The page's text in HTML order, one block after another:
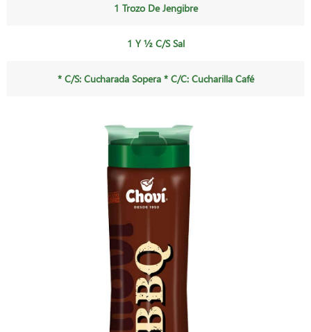
1 Trozo De Jengibre
1 Y ½ C/s Sal
* C/s: Cucharada Sopera * C/c: Cucharilla Café